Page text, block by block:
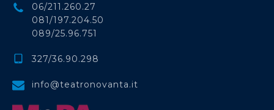
06/211.260.27
081/197.204.50
089/25.96.751
327/36.90.298
info@teatronovanta.it